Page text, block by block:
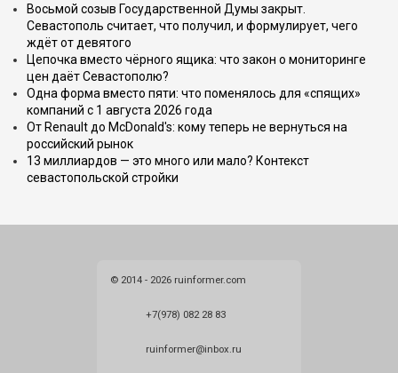
Восьмой созыв Государственной Думы закрыт.
Севастополь считает, что получил, и формулирует, чего
ждёт от девятого
Цепочка вместо чёрного ящика: что закон о мониторинге
цен даёт Севастополю?
Одна форма вместо пяти: что поменялось для «спящих»
компаний с 1 августа 2026 года
От Renault до McDonald's: кому теперь не вернуться на
российский рынок
13 миллиардов — это много или мало? Контекст
севастопольской стройки
© 2014 - 2026 ruinformer.com
+7(978) 082 28 83
ruinformer@inbox.ru